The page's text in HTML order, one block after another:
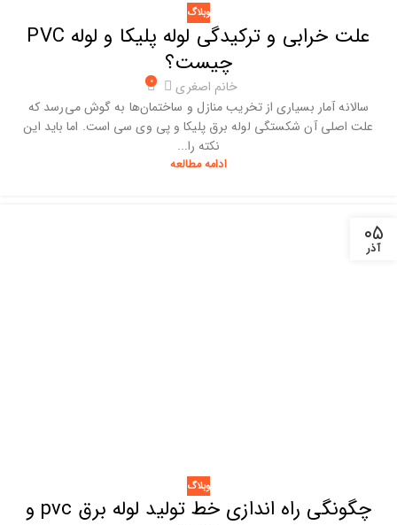
وبلاگ
علت خرابی و ترکیدگی لوله پلیکا و لوله PVC
چیست؟
خانم اصغری ۰
سالانه آمار بسیاری از تخریب منازل و ساختمان‌ها به گوش می‌رسد که
علت اصلی آن شکستگی لوله برق پلیکا و پی وی سی است. اما باید این
نکته را...
ادامه مطالعه
۰۵
آذر
وبلاگ
چگونگی راه اندازی خط تولید لوله برق pvc و